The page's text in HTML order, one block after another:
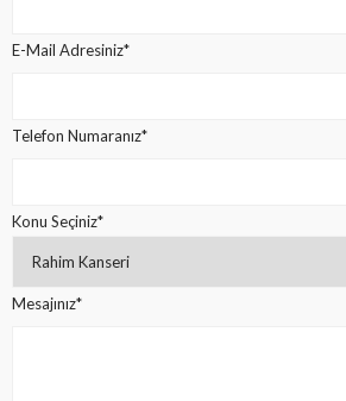
E-Mail Adresiniz*
Telefon Numaranız*
Konu Seçiniz*
Mesajınız*